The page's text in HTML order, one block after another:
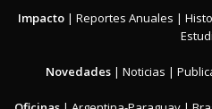
Impacto | Reportes Anuales |
Novedades| Noticias |